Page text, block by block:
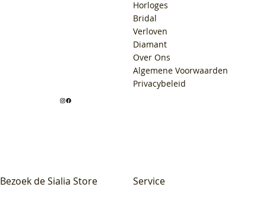
Bezoek de Sialia Store
Horloges
Bridal
Verloven
Diamant
Over Ons
Algemene Voorwaarden
Privacybeleid
Service